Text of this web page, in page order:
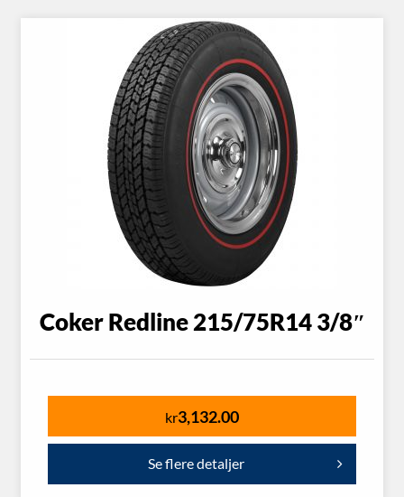
Coker Redline 215/75R14 3/8″
kr3,132.00
Se flere detaljer